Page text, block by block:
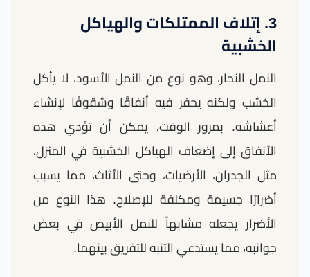
3. إتلاف الممتلكات والهياكل
الخشبية
النمل النجار، وهو نوع من النمل الأسود، لا يأكل
الخشب ولكنه يحفر فيه أنفاقًا وشقوقًا لإنشاء
أعشاشه. بمرور الوقت، يمكن أن تؤدي هذه
الأنفاق إلى إضعاف الهياكل الخشبية في المنزل،
مثل الجدران، الأرضيات، وحتى الأثاث، مما يسبب
أضرارًا جسيمة ومكلفة للإصلاح. هذا النوع من
الأضرار يجعله مشابهاً للنمل الأبيض في بعض
جوانبه، مما يستدعي التنبه للتفريق بينهما.